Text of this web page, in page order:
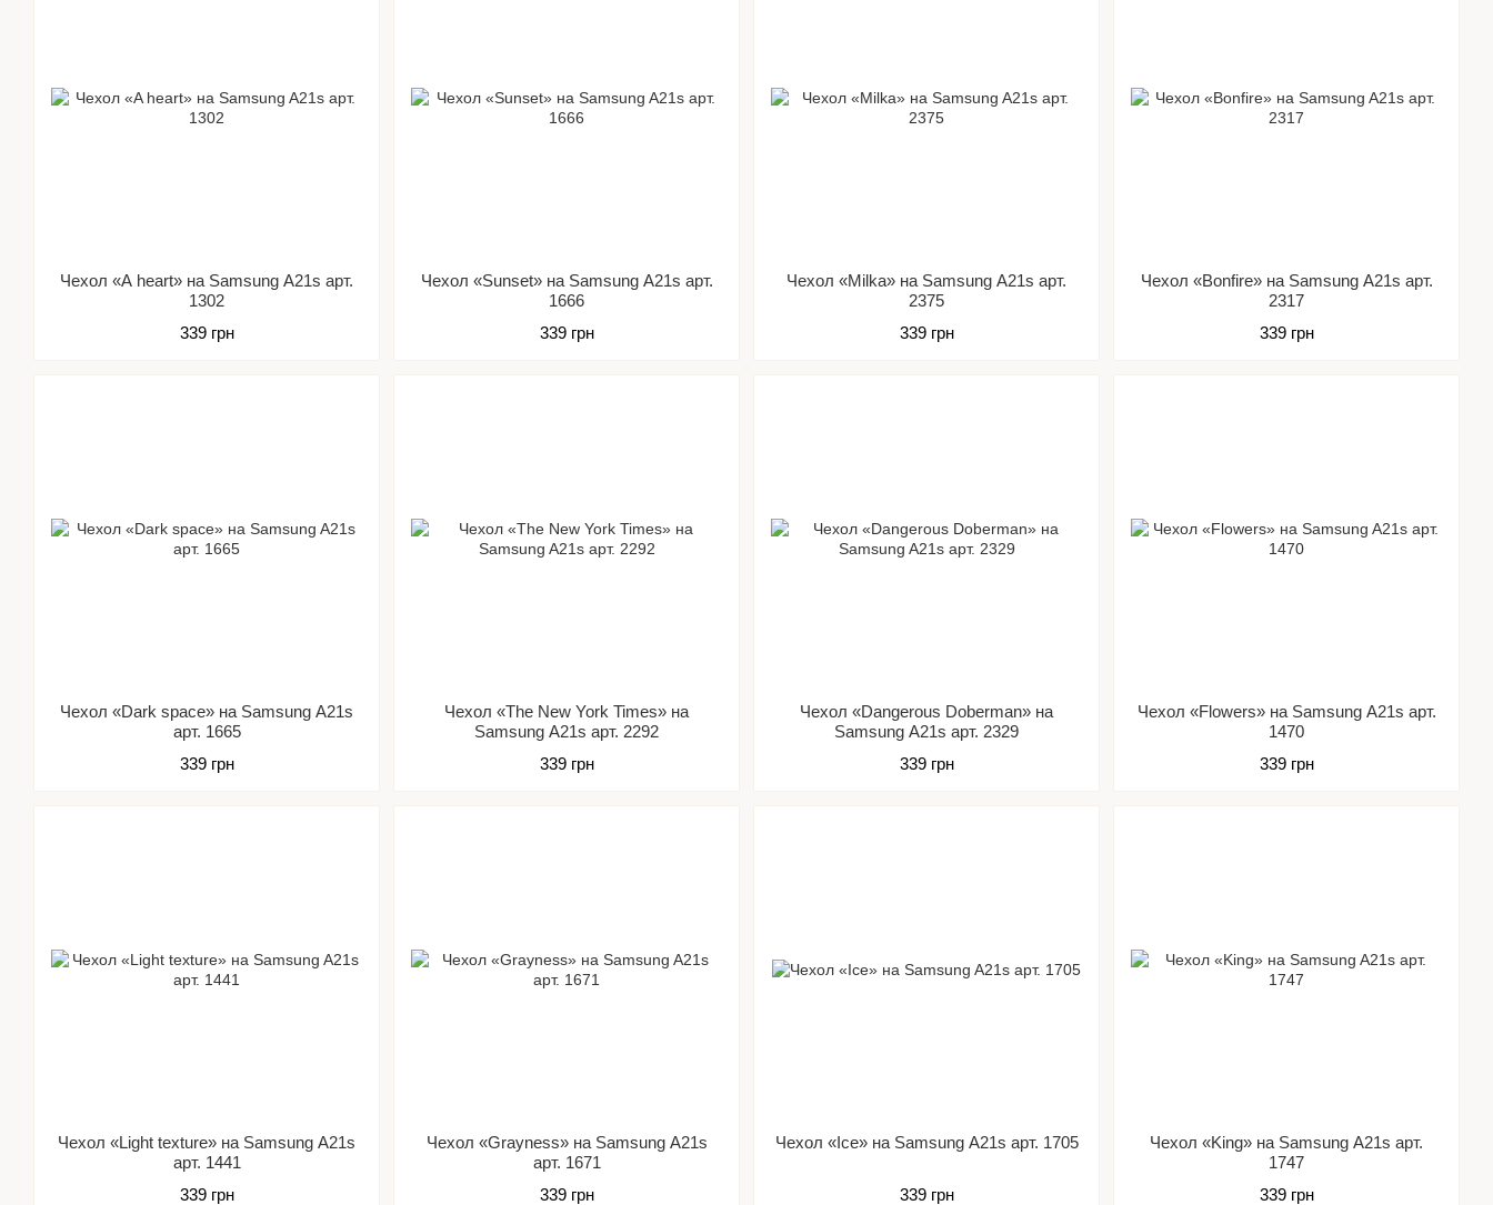
Чехол «A heart» на Samsung A21s арт.
1302
339 грн
Чехол «Sunset» на Samsung A21s арт.
1666
339 грн
Чехол «Milka» на Samsung A21s арт.
2375
339 грн
Чехол «Bonfire» на Samsung A21s арт.
2317
339 грн
Чехол «Dark space» на Samsung A21s
арт. 1665
339 грн
Чехол «The New York Times» на
Samsung A21s арт. 2292
339 грн
Чехол «Dangerous Doberman» на
Samsung A21s арт. 2329
339 грн
Чехол «Flowers» на Samsung A21s арт.
1470
339 грн
Чехол «Light texture» на Samsung A21s
арт. 1441
339 грн
Чехол «Grayness» на Samsung A21s
арт. 1671
339 грн
Чехол «Ice» на Samsung A21s арт. 1705
339 грн
Чехол «King» на Samsung A21s арт.
1747
339 грн